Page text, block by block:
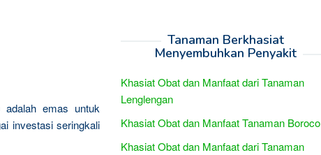
emas untuk
investasi seringkali
Tanaman Berkhasiat
Menyembuhkan Penyakit
Khasiat Obat dan Manfaat dari Tanaman
Lenglengan
Khasiat Obat dan Manfaat Tanaman Boroco
Khasiat Obat dan Manfaat dari Tanaman